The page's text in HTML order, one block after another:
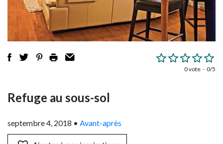
0 vote 0/5
Refuge au sous-sol
septembre 4, 2018 • Avant-après